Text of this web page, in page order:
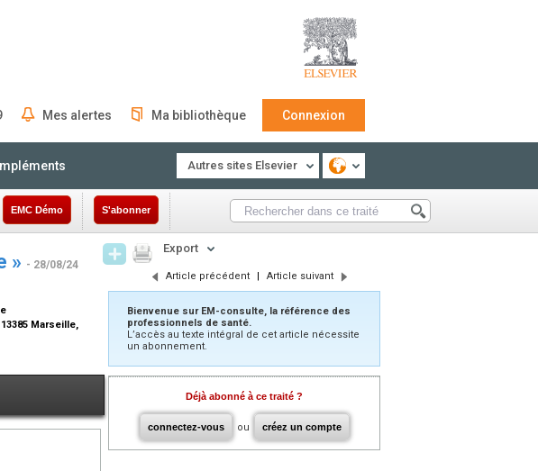
Mes alertes Ma bibliothèque Connexion
Autres sites Elsevier
EMC Démo S'abonner
» - 28/08/24
Marseille,
Export
Article précédent | Article suivant
Bienvenue sur EM-consulte, la référence des
professionnels de santé.
L’accès au texte intégral de cet article nécessite
un abonnement.
Déjà abonné à ce traité ?
connectez-vous ou créez un compte